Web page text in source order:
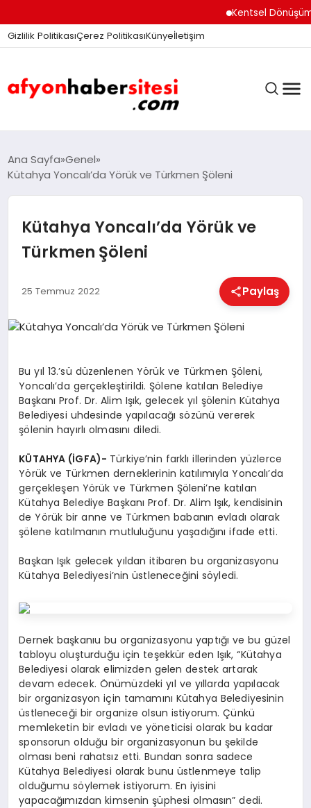
Kentsel Dönüşüm Ofisi
Gizlilik PolitikasıÇerez PolitikasıKünyeİletişim
ANASAYFA
DÜNYA
HABERLER
MAGAZIN
SAĞLIK
SPOR
Ana Sayfa Genel
Kütahya Yoncalı’da Yörük ve Türkmen Şöleni
Kütahya Yoncalı’da Yörük ve
Türkmen Şöleni
25 Temmuz 2022 Paylaş
Bu yıl 13.’sü düzenlenen Yörük ve Türkmen Şöleni,
Yoncalı’da gerçekleştirildi. Şölene katılan Belediye
Başkanı Prof. Dr. Alim Işık, gelecek yıl şölenin Kütahya
Belediyesi uhdesinde yapılacağı sözünü vererek
şölenin hayırlı olmasını diledi.
KÜTAHYA (İGFA)- Türkiye’nin farklı illerinden yüzlerce
Yörük ve Türkmen derneklerinin katılımıyla Yoncalı’da
gerçekleşen Yörük ve Türkmen Şöleni’ne katılan
Kütahya Belediye Başkanı Prof. Dr. Alim Işık, kendisinin
de Yörük bir anne ve Türkmen babanın evladı olarak
şölene katılmanın mutluluğunu yaşadığını ifade etti.
Başkan Işık gelecek yıldan itibaren bu organizasyonu
Kütahya Belediyesi’nin üstleneceğini söyledi.
Dernek başkanıu bu organizasyonu yaptığı ve bu güzel
tabloyu oluşturduğu için teşekkür eden Işık, “Kütahya
Belediyesi olarak elimizden gelen destek artarak
devam edecek. Önümüzdeki yıl ve yıllarda yapılacak
bir organizasyon için tamamını Kütahya Belediyesinin
üstleneceği bir organize olsun istiyorum. Çünkü
memleketin bir evladı ve yöneticisi olarak bu kadar
sponsorun olduğu bir organizasyonun bu şekilde
olması beni rahatsız etti. Bundan sonra sadece
Kütahya Belediyesi olarak bunu üstlenmeye talip
olduğumu söylemek istiyorum. En iyisini
yapacağımızdan kimsenin şüphesi olmasın” dedi.